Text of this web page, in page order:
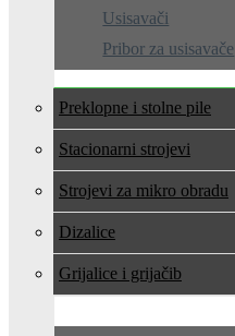
Usisavači
Pribor za usisavače
Preklopne i stolne pile
Stacionarni strojevi
Strojevi za mikro obradu
Dizalice
Grijalice i grijači